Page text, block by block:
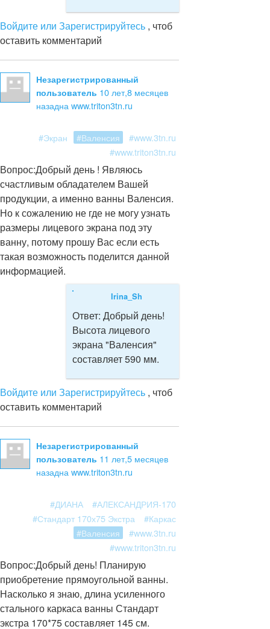
Войдите или Зарегистрируйтесь , чтоб
оставить комментарий
Незарегистрированный
пользователь 10 лет,8 месяцев
назадна www.triton3tn.ru
#Экран #Валенсия
#www.3tn.ru
#www.triton3tn.ru
Вопрос:Добрый день ! Являюсь
счастливым обладателем Вашей
продукции, а именно ванны Валенсия.
Но к сожалению не где не могу узнать
размеры лицевого экрана под эту
ванну, потому прошу Вас если есть
такая возможность поделится данной
информацией.
Irina_Sh
Ответ: Добрый день!
Высота лицевого
экрана "Валенсия"
составляет 590 мм.
Войдите или Зарегистрируйтесь , чтоб
оставить комментарий
Незарегистрированный
пользователь 11 лет,5 месяцев
назадна www.triton3tn.ru
#ДИАНА
#АЛЕКСАНДРИЯ-170
#Стандарт 170х75 Экстра
#Каркас
#Валенсия
#www.3tn.ru
#www.triton3tn.ru
Вопрос:Добрый день! Планирую
приобретение прямоугольной ванны.
Насколько я знаю, длина усиленного
стального каркаса ванны Стандарт
экстра 170*75 составляет 145 см.